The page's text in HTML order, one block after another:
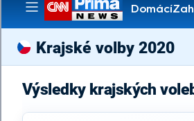
Domácí
Pořady
Krajské volby 2020
Výsledky krajských